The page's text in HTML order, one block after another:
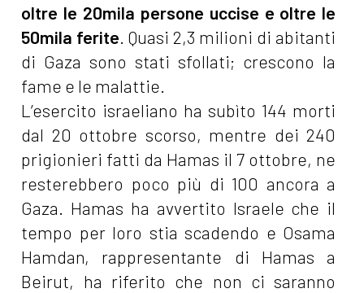
oltre le 20mila persone uccise e oltre le
50mila ferite. Quasi 2,3 milioni di abitanti
di Gaza sono stati sfollati; crescono la
fame e le malattie.
L’esercito israeliano ha subìto 144 morti
dal 20 ottobre scorso, mentre dei 240
prigionieri fatti da Hamas il 7 ottobre, ne
resterebbero poco più di 100 ancora a
Gaza. Hamas ha avvertito Israele che il
tempo per loro stia scadendo e Osama
Hamdan, rappresentante di Hamas a
Beirut, ha riferito che non ci saranno